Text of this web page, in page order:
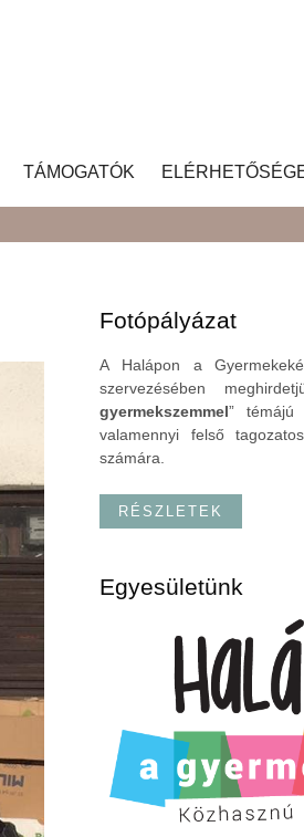
TÁMOGATÓK
Fotópályázat
A Halápon a
szervezésében
gyermekszemmel” témájú
valamennyi felső
számára.
RÉSZLETEK
Egyesületünk